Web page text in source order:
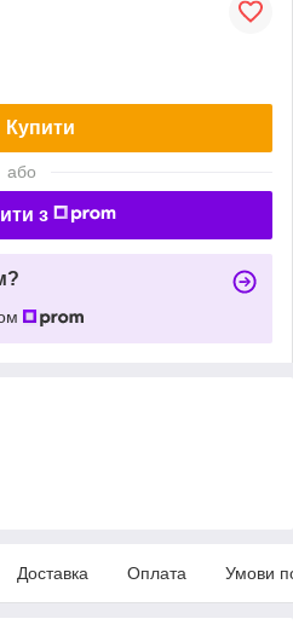
Купити
або
з
Доставка Оплата Умови